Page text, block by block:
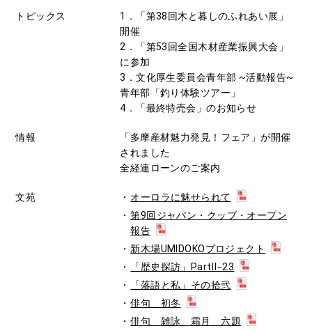
トピックス
1．「第38回木と暮しのふれあい展」
開催
2．「第53回全国木材産業振興大会」
に参加
3．文化厚生委員会青年部 ~活動報告~
青年部「釣り体験ツアー」
4．「最終特売会」のお知らせ
情報
「多摩産材魅力発見！フェア」が開催
されました
全経連ローンのご案内
文苑
オーロラに魅せられて
第9回ジャパン・クッブ・オープン
報告
新木場UMIDOKOプロジェクト
「歴史探訪」PartⅡ−23
「落語と私」その拾弐
俳句 初冬
俳句 雑詠 霜月 六題